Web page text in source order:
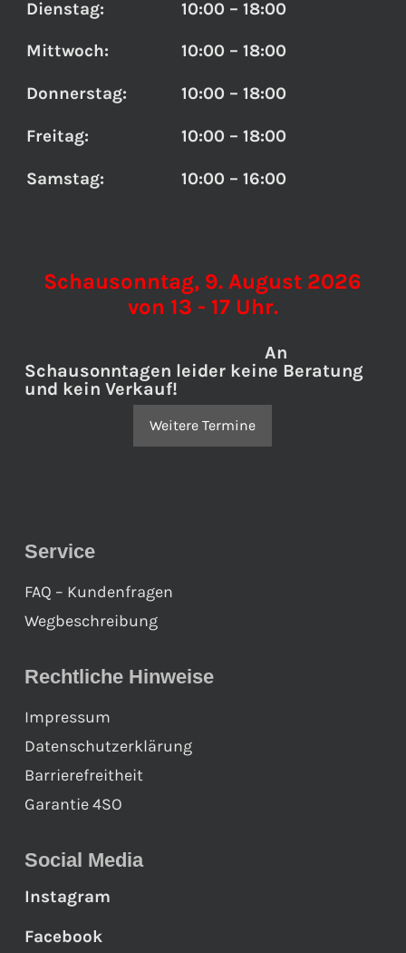
Dienstag: 10:00 – 18:00
Mittwoch: 10:00 – 18:00
Donnerstag: 10:00 – 18:00
Freitag: 10:00 – 18:00
Samstag: 10:00 – 16:00
Schausonntag, 9. August 2026
von 13 - 17 Uhr.
An
Schausonntagen leider keine Beratung
und kein Verkauf!
Weitere Termine
Service
FAQ – Kundenfragen
Wegbeschreibung
Rechtliche Hinweise
Impressum
Datenschutzerklärung
Barrierefreitheit
Garantie 4SO
Social Media
Instagram
Facebook